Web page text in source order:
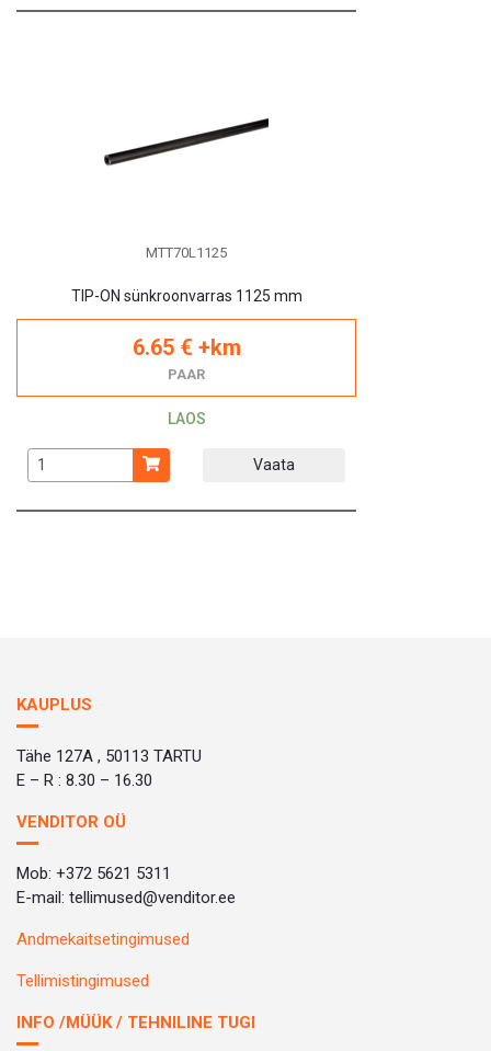
MTT70L1125
TIP-ON sünkroonvarras 1125 mm
6.65 € +km
PAAR
LAOS
Vaata
KAUPLUS
Tähe 127A , 50113 TARTU
E – R : 8.30 – 16.30
VENDITOR OÜ
Mob: +372 5621 5311
E-mail: tellimused@venditor.ee
Andmekaitsetingimused
Tellimistingimused
INFO /MÜÜK / TEHNILINE TUGI